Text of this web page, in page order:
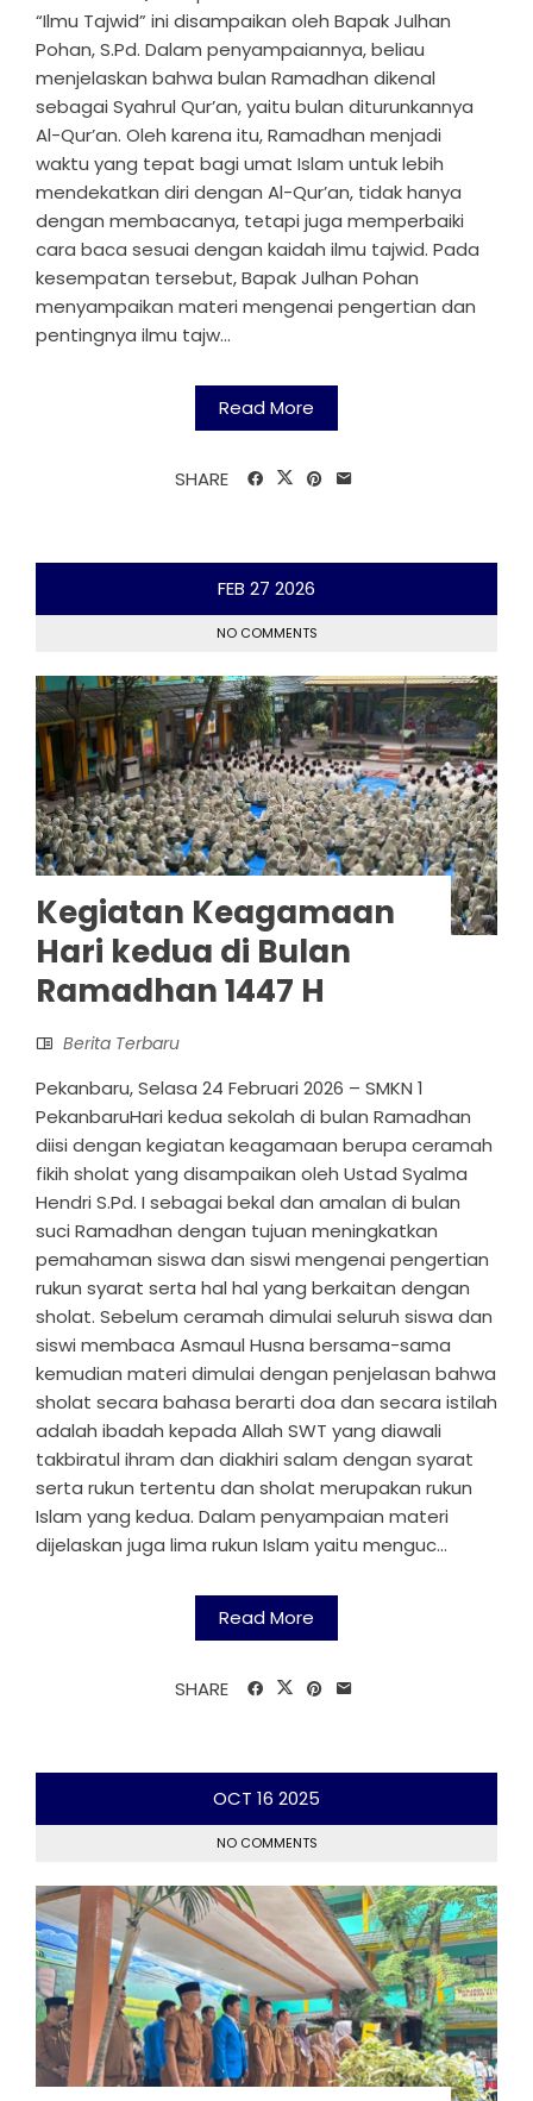
“Ilmu Tajwid” ini disampaikan oleh Bapak Julhan
Pohan, S.Pd. Dalam penyampaiannya, beliau
menjelaskan bahwa bulan Ramadhan dikenal
sebagai Syahrul Qur’an, yaitu bulan diturunkannya
Al-Qur’an. Oleh karena itu, Ramadhan menjadi
waktu yang tepat bagi umat Islam untuk lebih
mendekatkan diri dengan Al-Qur’an, tidak hanya
dengan membacanya, tetapi juga memperbaiki
cara baca sesuai dengan kaidah ilmu tajwid. Pada
kesempatan tersebut, Bapak Julhan Pohan
menyampaikan materi mengenai pengertian dan
pentingnya ilmu tajw...
Read More
SHARE
FEB 27 2026
NO COMMENTS
Kegiatan Keagamaan
Hari kedua di Bulan
Ramadhan 1447 H
Berita Terbaru
Pekanbaru, Selasa 24 Februari 2026 – SMKN 1
PekanbaruHari kedua sekolah di bulan Ramadhan
diisi dengan kegiatan keagamaan berupa ceramah
fikih sholat yang disampaikan oleh Ustad Syalma
Hendri S.Pd. I sebagai bekal dan amalan di bulan
suci Ramadhan dengan tujuan meningkatkan
pemahaman siswa dan siswi mengenai pengertian
rukun syarat serta hal hal yang berkaitan dengan
sholat. Sebelum ceramah dimulai seluruh siswa dan
siswi membaca Asmaul Husna bersama-sama
kemudian materi dimulai dengan penjelasan bahwa
sholat secara bahasa berarti doa dan secara istilah
adalah ibadah kepada Allah SWT yang diawali
takbiratul ihram dan diakhiri salam dengan syarat
serta rukun tertentu dan sholat merupakan rukun
Islam yang kedua. Dalam penyampaian materi
dijelaskan juga lima rukun Islam yaitu menguc...
Read More
SHARE
OCT 16 2025
NO COMMENTS